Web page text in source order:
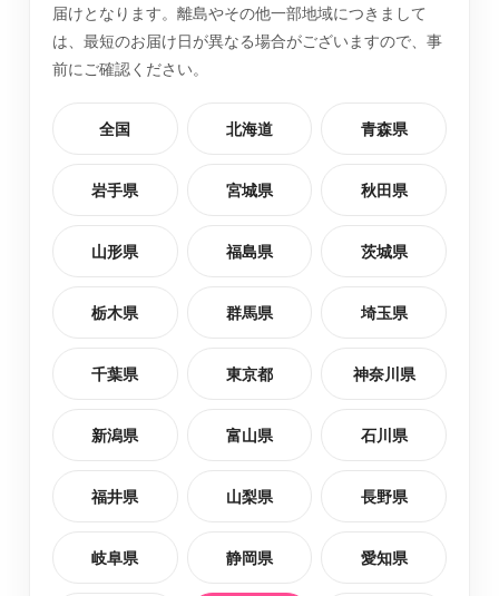
届けとなります。離島やその他一部地域につきまして
は、最短のお届け日が異なる場合がございますので、事
前にご確認ください。
全国 北海道 青森県
岩手県 宮城県 秋田県
山形県 福島県 茨城県
栃木県 群馬県 埼玉県
千葉県 東京都 神奈川県
新潟県 富山県 石川県
福井県 山梨県 長野県
岐阜県 静岡県 愛知県